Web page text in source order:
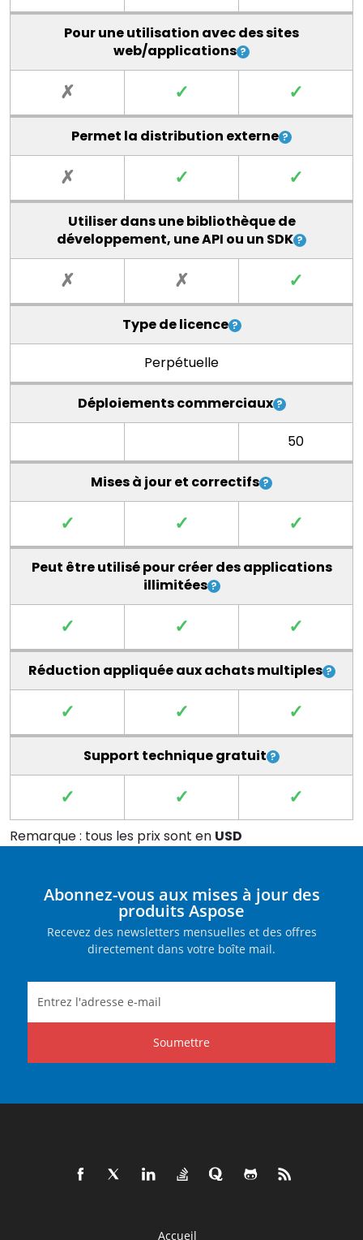
Pour une utilisation avec des sites
web/applications
✗ ✓ ✓
Permet la distribution externe
✗ ✓ ✓
Utiliser dans une bibliothèque de
développement, une API ou un SDK
✗ ✗ ✓
Type de licence
Perpétuelle
Déploiements commerciaux
50
Mises à jour et correctifs
✓ ✓ ✓
Peut être utilisé pour créer des applications
illimitées
✓ ✓ ✓
Réduction appliquée aux achats multiples
✓ ✓ ✓
Support technique gratuit
✓ ✓ ✓
Remarque : tous les prix sont en USD
Abonnez-vous aux mises à jour des
produits Aspose
Recevez des newsletters mensuelles et des offres
directement dans votre boîte mail.
Soumettre
Accueil